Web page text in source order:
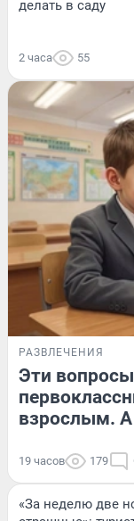
делать в саду
2 часа 55
РАЗВЛЕЧЕНИЯ
Эти
взрослым.
19 часов 179
«За неделю две